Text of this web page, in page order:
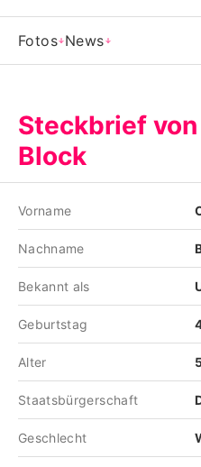
Utiq
Fotos News
Steckbrief
Block
Vorname
Nachname
Bekannt als
Geburtstag
Alter
Staatsbürgerschaft
Geschlecht